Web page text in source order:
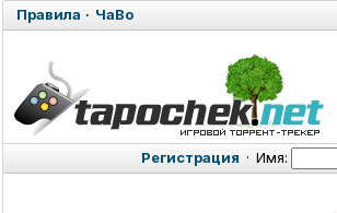
Правила · ЧаВо
Регистрация · Имя: